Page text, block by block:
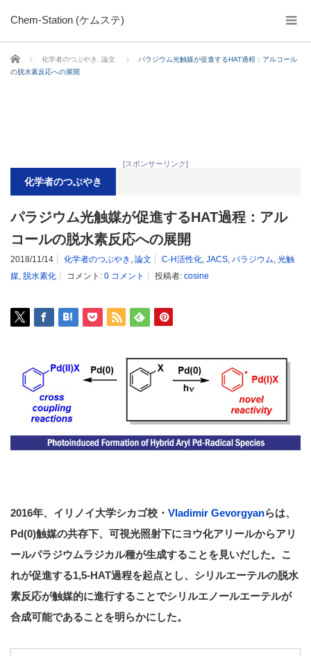
Chem-Station (ケムステ)
ホーム 化学者のつぶやき 論文
パラジウム光触媒が促進するHAT過程：アルコール
の脱水素反応への展開
[スポンサーリンク]
化学者のつぶやき
パラジウム光触媒が促進するHAT過程：アル
コールの脱水素反応への展開
2018/11/14 化学者のつぶやき , 論文 C-H活性化, JACS, パラジウム, 光触
媒, 脱水素化 コメント: 0 コメント 投稿者: cosine
2016年、イリノイ大学シカゴ校・ Vladimir Gevorgyanらは、
Pd(0)触媒の共存下、可視光照射下にヨウ化アリールからアリ
ールパラジウムラジカル種が生成することを見いだした。こ
れが促進する1,5-HAT過程を起点とし、シリルエーテルの脱水
素反応が触媒的に進行することでシリルエノールエーテルが
合成可能であることを明らかにした。